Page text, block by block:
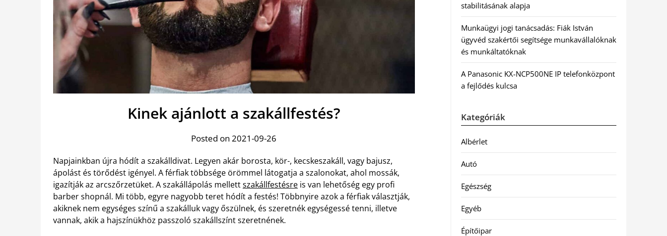
Kinek ajánlott a szakállfestés?
Posted on 2021-09-26
Napjainkban újra hódít a szakálldivat. Legyen akár borosta, kör-, kecskeszakáll, vagy bajusz,
ápolást és törődést igényel. A férfiak többsége örömmel látogatja a szalonokat, ahol mossák,
igazítják az arcszőrzetüket. A szakállápolás mellettszakállfestésre is van lehetőség egy profi
barber shopnál. Mi több, egyre nagyobb teret hódít a festés! Többnyire azok a férfiak választják,
akiknek nem egységes színű a szakálluk vagy őszülnek, és szeretnék egységessé tenni, illetve
vannak, akik a hajszínükhöz passzoló szakállszínt szeretnének.
stabilitásának alapja
Munkaügyi jogi tanácsadás: Fiák István
ügyvéd szakértői segítsége munkavállalóknak
és munkáltatóknak
A Panasonic KX-NCP500NE IP telefonközpont
a fejlődés kulcsa
Kategóriák
Albérlet
Autó
Egészség
Egyéb
Építőipar